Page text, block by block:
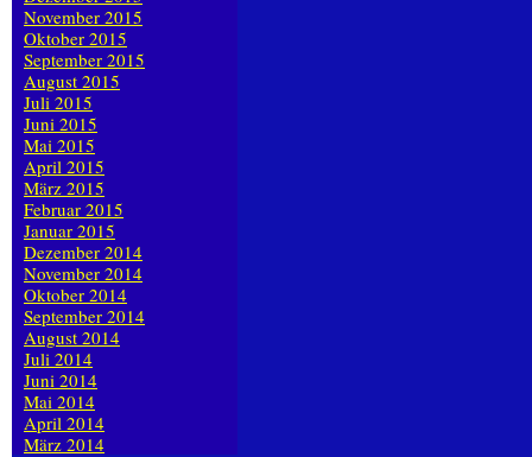
November 2015
Oktober 2015
September 2015
August 2015
Juli 2015
Juni 2015
Mai 2015
April 2015
März 2015
Februar 2015
Januar 2015
Dezember 2014
November 2014
Oktober 2014
September 2014
August 2014
Juli 2014
Juni 2014
Mai 2014
April 2014
März 2014